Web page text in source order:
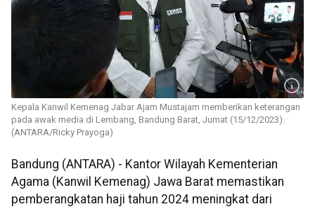
Kepala Kanwil Kemenag Jabar Ajam Mustajam memberikan keterangan
pada awak media di Lembang, Bandung Barat, Jumat (15/12/2023).
(ANTARA/Ricky Prayoga)
Bandung (ANTARA) - Kantor Wilayah Kementerian
Agama (Kanwil Kemenag) Jawa Barat memastikan
pemberangkatan haji tahun 2024 meningkat dari